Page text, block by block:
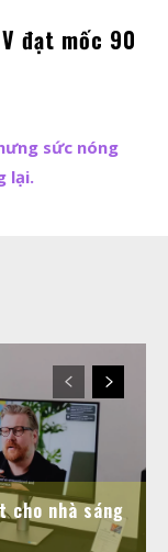
đạt mốc 90
sức nóng
lại.
cho nhà sáng